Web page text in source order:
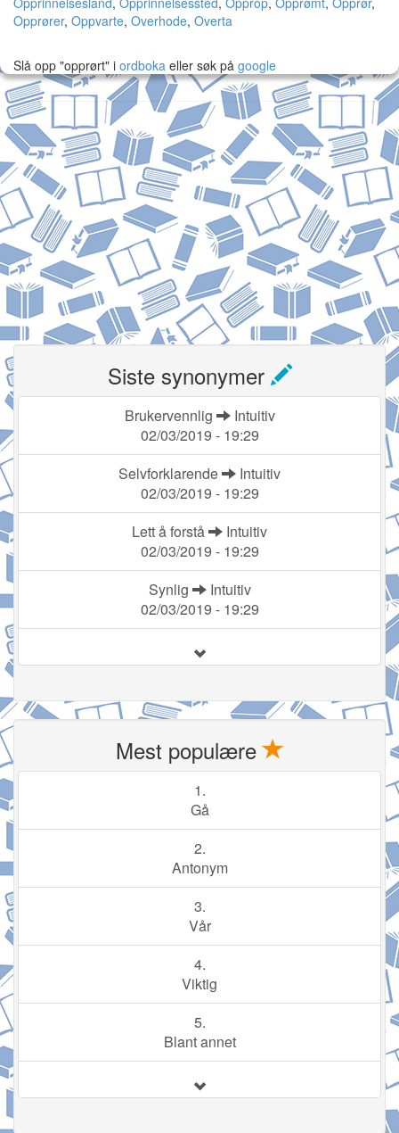
Opprører, Oppvarte, Overhode, Overta
Slå opp "opprørt" i ordboka eller søk på google
Siste synonymer
Brukervennlig
Intuitiv
02/03/2019 - 19:29
Selvforklarende
Intuitiv
02/03/2019 - 19:29
Lett å forstå
Intuitiv
02/03/2019 - 19:29
Synlig
Intuitiv
02/03/2019 - 19:29
Mest populære
1.
Gå
2.
Antonym
3.
Vår
4.
Viktig
5.
Blant annet